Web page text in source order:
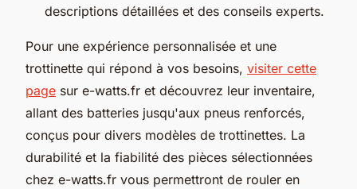
descriptions détaillées et des conseils experts.
Pour une expérience personnalisée et une
trottinette qui répond à vos besoins, visiter cette
page sur e-watts.fr et découvrez leur inventaire,
allant des batteries jusqu'aux pneus renforcés,
conçus pour divers modèles de trottinettes. La
durabilité et la fiabilité des pièces sélectionnées
chez e-watts.fr vous permettront de rouler en